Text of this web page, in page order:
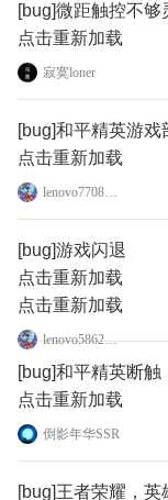
[bug]微距触控不够
点击重新加载
寂寞loner
[bug]和平精英游
点击重新加载
lenovo77087684
[bug]游戏闪退
点击重新加载
点击重新加载
lenovo58624544
[bug]和平精英断触
点击重新加载
倒影年华SSR
[bug]王者荣耀，英